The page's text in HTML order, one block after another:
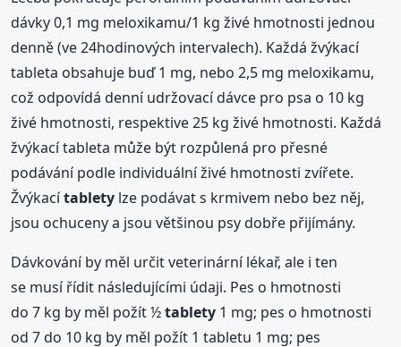
dávky 0,1 mg meloxikamu/1 kg živé hmotnosti jednou
denně (ve 24hodinových intervalech). Každá žvýkací
tableta obsahuje buď 1 mg, nebo 2,5 mg meloxikamu,
což odpovídá denní udržovací dávce pro psa o 10 kg
živé hmotnosti, respektive 25 kg živé hmotnosti. Každá
žvýkací tableta může být rozpůlená pro přesné
podávání podle individuální živé hmotnosti zvířete.
Žvýkacítablety lze podávat s krmivem nebo bez něj,
jsou ochuceny a jsou většinou psy dobře přijímány.
Dávkování by měl určit veterinární lékař, ale i ten
se musí řídit následujícími údaji. Pes o hmotnosti
do 7 kg by měl požít ½tablety 1 mg; pes o hmotnosti
od 7 do 10 kg by měl požít 1 tabletu 1 mg; pes